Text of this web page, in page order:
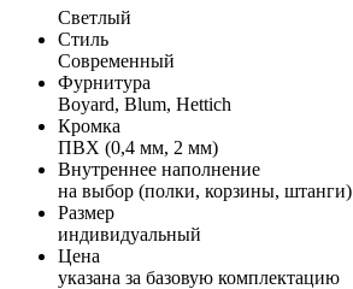
Светлый
Стиль
Современный
Фурнитура
Boyard, Blum, Hettich
Кромка
ПВХ (0,4 мм, 2 мм)
Внутреннее наполнение
на выбор (полки, корзины, штанги)
Размер
индивидуальный
Цена
указана за базовую комплектацию